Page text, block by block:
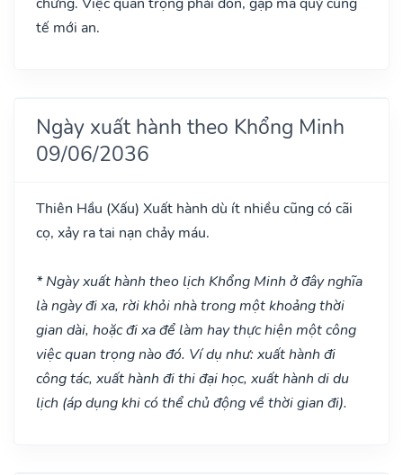
tế mới an.
Ngày xuất hành theo Khổng Minh
09/06/2036
Thiên Hầu (Xấu) Xuất hành dù ít nhiều cũng có cãi
cọ, xảy ra tai nạn chảy máu.
* Ngày xuất hành theo lịch Khổng Minh ở đây nghĩa
là ngày đi xa, rời khỏi nhà trong một khoảng thời
gian dài, hoặc đi xa để làm hay thực hiện một công
việc quan trọng nào đó. Ví dụ như: xuất hành đi
công tác, xuất hành đi thi đại học, xuất hành di du
lịch (áp dụng khi có thể chủ động về thời gian đi).